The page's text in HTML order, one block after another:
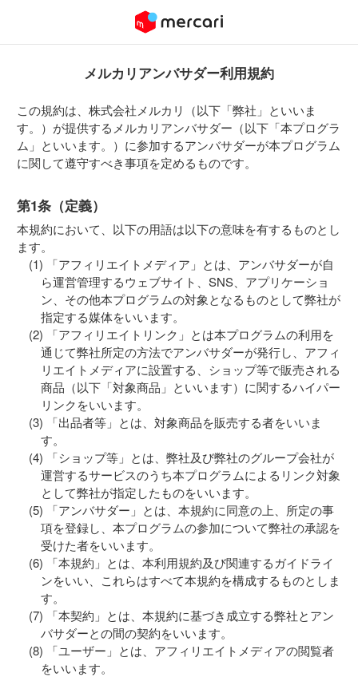
メルカリアンバサダー利用規約
この規約は、株式会社メルカリ（以下「弊社」といいま
す。）が提供するメルカリアンバサダー（以下「本プログラ
ム」といいます。）に参加するアンバサダーが本プログラム
に関して遵守すべき事項を定めるものです。
第1条（定義）
本規約において、以下の用語は以下の意味を有するものとし
ます。
「アフィリエイトメディア」とは、アンバサダーが自
ら運営管理するウェブサイト、SNS、アプリケーショ
ン、その他本プログラムの対象となるものとして弊社が
指定する媒体をいいます。
「アフィリエイトリンク」とは本プログラムの利用を
通じて弊社所定の方法でアンバサダーが発行し、アフィ
リエイトメディアに設置する、ショップ等で販売される
商品（以下「対象商品」といいます）に関するハイパー
リンクをいいます。
「出品者等」とは、対象商品を販売する者をいいま
す。
「ショップ等」とは、弊社及び弊社のグループ会社が
運営するサービスのうち本プログラムによるリンク対象
として弊社が指定したものをいいます。
「アンバサダー」とは、本規約に同意の上、所定の事
項を登録し、本プログラムの参加について弊社の承認を
受けた者をいいます。
「本規約」とは、本利用規約及び関連するガイドライ
ンをいい、これらはすべて本規約を構成するものとしま
す。
「本契約」とは、本規約に基づき成立する弊社とアン
バサダーとの間の契約をいいます。
「ユーザー」とは、アフィリエイトメディアの閲覧者
をいいます。